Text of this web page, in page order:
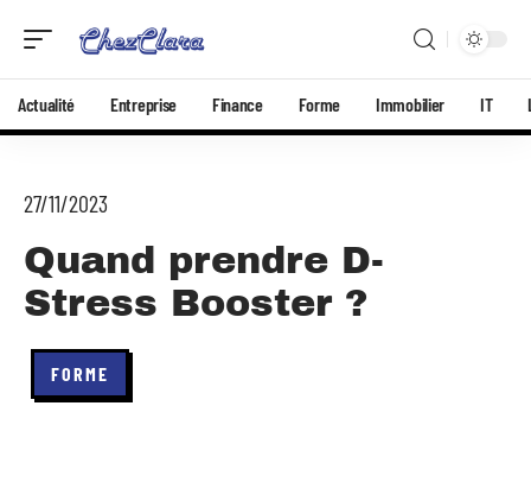
Actualité Entreprise Finance Forme Immobilier IT
27/11/2023
Quand prendre D-
Stress Booster ?
FORME